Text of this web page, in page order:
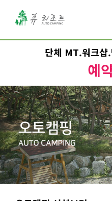
단체 MT.워크샵
예